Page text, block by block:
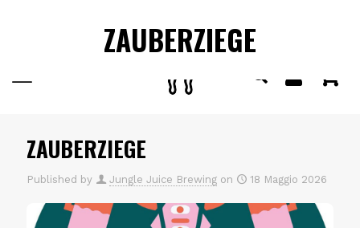
ZAUBERZIEGE
ZAUBERZIEGE
Published by Jungle Juice Brewing on 18 Maggio 2026